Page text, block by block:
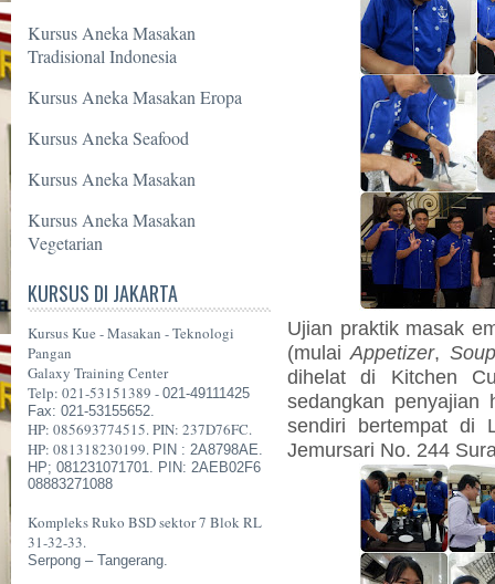
Kursus Aneka Masakan
Tradisional Indonesia
Kursus Aneka Masakan Eropa
Kursus Aneka Seafood
Kursus Aneka Masakan
Kursus Aneka Masakan
Vegetarian
KURSUS DI JAKARTA
Kursus Kue - Masakan - Teknologi
Pangan
Galaxy Training Center
Telp: 021-53151389 - 021-49111425
Fax: 021-53155652.
HP: 085693774515. PIN: 237D76FC.
HP: 081318230199. PIN : 2A8798AE.
HP; 081231071701. PIN: 2AEB02F6
08883271088
Kompleks Ruko BSD sektor 7 Blok RL
31-32-33.
Serpong – Tangerang.
Ujian praktik masak
(mulaiAppetizer, Soup
dihelat di Kitchen
sedangkan
sendiri bertempat di
Jemursari No. 244